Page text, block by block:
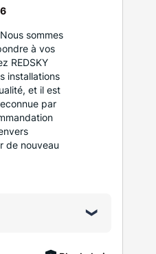
sommes
à vos
REDSKY
installations
et il est
par
de nouveau